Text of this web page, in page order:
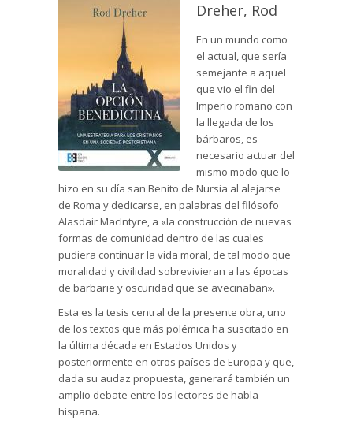
Dreher, Rod
En un mundo como
el actual, que sería
semejante a aquel
que vio el fin del
Imperio romano con
la llegada de los
bárbaros, es
necesario actuar del
mismo modo que lo
hizo en su día san Benito de Nursia al alejarse
de Roma y dedicarse, en palabras del filósofo
Alasdair MacIntyre, a «la construcción de nuevas
formas de comunidad dentro de las cuales
pudiera continuar la vida moral, de tal modo que
moralidad y civilidad sobrevivieran a las épocas
de barbarie y oscuridad que se avecinaban».
Esta es la tesis central de la presente obra, uno
de los textos que más polémica ha suscitado en
la última década en Estados Unidos y
posteriormente en otros países de Europa y que,
dada su audaz propuesta, generará también un
amplio debate entre los lectores de habla
hispana.